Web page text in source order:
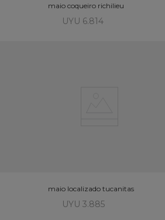
maio coqueiro richilieu
UYU 6.814
maio localizado tucanitas
UYU 3.885